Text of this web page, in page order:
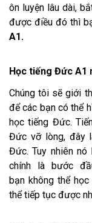
ôn luyện lâu dài,
được điều đó thì
A1.
Học tiếng Đức A1
Chúng tôi sẽ giới
để các bạn có thể
học tiếng Đức.
Đức vỡ lòng, đây
Đức. Tuy nhiên
chính là bước
bạn không thể
thể tiếp tục được